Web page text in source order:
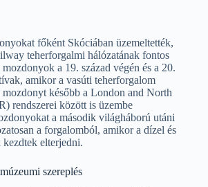
főként Skóciában üzemeltették,
teherforgalmi hálózatának fontos
a 19. század végén és a 20.
amikor a vasúti teherforgalom
később a London and North
rendszerei között is üzembe
a második világháború utáni
a forgalomból, amikor a dízel és
elterjedni.
szereplés